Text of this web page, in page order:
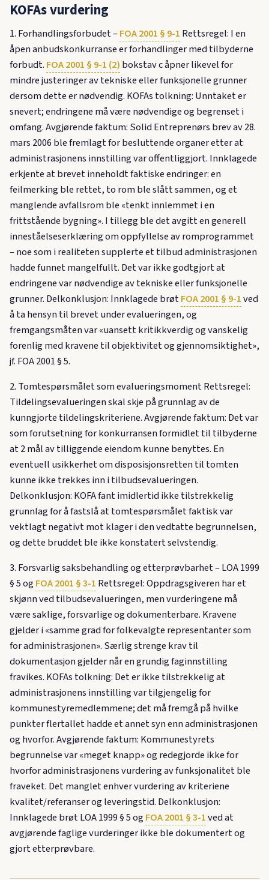
KOFAs vurdering
1. Forhandlingsforbudet –FOA 2001 § 9-1 Rettsregel: I en
åpen anbudskonkurranse er forhandlinger med tilbyderne
forbudt. FOA 2001 § 9-1 (2) bokstav c åpner likevel for
mindre justeringer av tekniske eller funksjonelle grunner
dersom dette er nødvendig. KOFAs tolkning: Unntaket er
snevert; endringene må være nødvendige og begrenset i
omfang. Avgjørende faktum: Solid Entreprenørs brev av 28.
mars 2006 ble fremlagt for besluttende organer etter at
administrasjonens innstilling var offentliggjort. Innklagede
erkjente at brevet inneholdt faktiske endringer: en
feilmerking ble rettet, to rom ble slått sammen, og et
manglende avfallsrom ble «tenkt innlemmet i en
frittstående bygning». I tillegg ble det avgitt en generell
inneståelseserklæring om oppfyllelse av romprogrammet
– noe som i realiteten supplerte et tilbud administrasjonen
hadde funnet mangelfullt. Det var ikke godtgjort at
endringene var nødvendige av tekniske eller funksjonelle
grunner. Delkonklusjon: Innklagede brøtFOA 2001 § 9-1ved
å ta hensyn til brevet under evalueringen, og
fremgangsmåten var «uansett kritikkverdig og vanskelig
forenlig med kravene til objektivitet og gjennomsiktighet»,
jf. FOA 2001 § 5.
2. Tomtespørsmålet som evalueringsmoment Rettsregel:
Tildelingsevalueringen skal skje på grunnlag av de
kunngjorte tildelingskriteriene. Avgjørende faktum: Det var
som forutsetning for konkurransen formidlet til tilbyderne
at 2 mål av tilliggende eiendom kunne benyttes. En
eventuell usikkerhet om disposisjonsretten til tomten
kunne ikke trekkes inn i tilbudsevalueringen.
Delkonklusjon: KOFA fant imidlertid ikke tilstrekkelig
grunnlag for å fastslå at tomtespørsmålet faktisk var
vektlagt negativt mot klager i den vedtatte begrunnelsen,
og dette bruddet ble ikke konstatert selvstendig.
3. Forsvarlig saksbehandling og etterprøvbarhet – LOA 1999
§ 5 ogFOA 2001 § 3-1 Rettsregel: Oppdragsgiveren har et
skjønn ved tilbudsevalueringen, men vurderingene må
være saklige, forsvarlige og dokumenterbare. Kravene
gjelder i «samme grad for folkevalgte representanter som
for administrasjonen». Særlig strenge krav til
dokumentasjon gjelder når en grundig faginnstilling
fravikes. KOFAs tolkning: Det er ikke tilstrekkelig at
administrasjonens innstilling var tilgjengelig for
kommunestyremedlemmene; det må fremgå på hvilke
punkter flertallet hadde et annet syn enn administrasjonen
og hvorfor. Avgjørende faktum: Kommunestyrets
begrunnelse var «meget knapp» og redegjorde ikke for
hvorfor administrasjonens vurdering av funksjonalitet ble
fraveket. Det manglet enhver vurdering av kriteriene
kvalitet/referanser og leveringstid. Delkonklusjon:
Innklagede brøt LOA 1999 § 5 ogFOA 2001 § 3-1ved at
avgjørende faglige vurderinger ikke ble dokumentert og
gjort etterprøvbare.